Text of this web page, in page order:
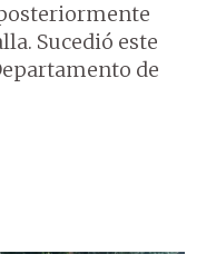
Sucedió este
de